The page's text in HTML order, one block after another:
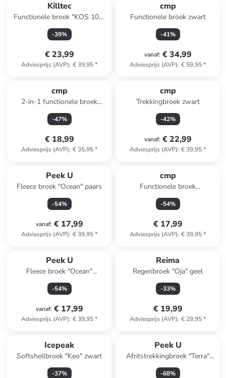
Killtec
Functionele broek "KOS 109"
roze
-39%
€ 23,99
Adviesprijs (AVP): € 39,95*
cmp
Functionele broek zwart
-41%
vanaf: € 34,99
Adviesprijs (AVP): € 59,95*
cmp
2-in-1 functionele broek
donkerblauw
-47%
€ 18,99
Adviesprijs (AVP): € 35,95*
cmp
Trekkingbroek zwart
-42%
vanaf: € 22,99
Adviesprijs (AVP): € 39,95*
Peek U
Fleece broek "Ocean" paars
-54%
vanaf: € 17,99
Adviesprijs (AVP): € 39,95*
cmp
Functionele broek
donkerblauw
-54%
€ 17,99
Adviesprijs (AVP): € 39,95*
Peek U
Fleece broek "Ocean"
turquoise
-54%
vanaf: € 17,99
Adviesprijs (AVP): € 39,95*
Reima
Regenbroek "Oja" geel
-33%
€ 19,99
Adviesprijs (AVP): € 29,95*
Icepeak
Softshellbroek "Keo" zwart
-37%
Peek U
Afritstrekkingbroek "Terra"
roze/donkerblauw
-68%